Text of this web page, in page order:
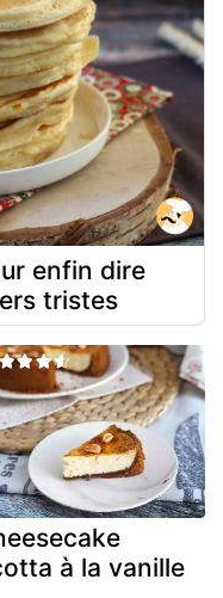
enfin dire
tristes
à la vanille